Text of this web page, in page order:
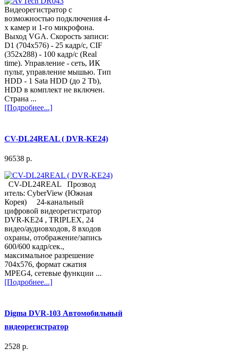
Видеорегистратор с
возможностью подключения 4-
х камер и 1-го микрофона.
Выход VGA. Скорость записи:
D1 (704х576) - 25 кадр/с, CIF
(352х288) - 100 кадр/с (Real
time). Управление - сеть, ИК
пульт, управление мышью. Тип
HDD - 1 Sata HDD (до 2 Тb),
HDD в комплект не включен.
Страна ...
[Подробнее...]
CV-DL24REAL ( DVR-KE24)
96538 p.
CV-DL24REAL Прозвод
итель: CyberView (Южная
Корея) 24-канальный
цифровой видеорегистратор
DVR-KE24 , TRIPLEX, 24
видео/аудиовходов, 8 входов
охраны, отображение/запись
600/600 кадр/сек.,
максимальное разрешение
704x576, формат сжатия
MPEG4, сетевые функции ...
[Подробнее...]
Digma DVR-103 Автомобильный
видеорегистратор
2528 p.